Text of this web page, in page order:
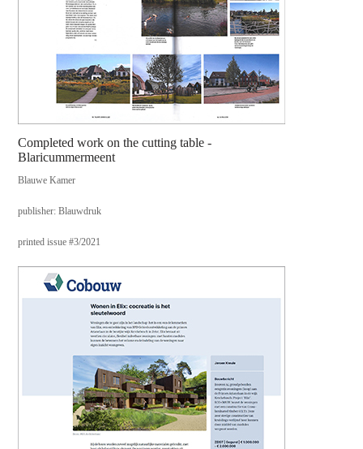
Completed work on the cutting table -
Blaricummermeent
Blauwe Kamer
publisher: Blauwdruk
printed issue #3/2021